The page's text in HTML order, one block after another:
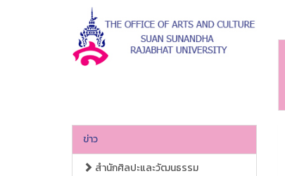
ข่าว
สำนักศิลปะและวัฒนธรรม